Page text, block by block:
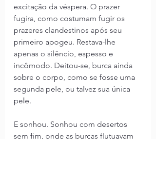
excitação da véspera. O prazer
fugira, como costumam fugir os
prazeres clandestinos após seu
primeiro apogeu. Restava-lhe
apenas o silêncio, espesso e
incômodo. Deitou-se, burca ainda
sobre o corpo, como se fosse uma
segunda pele, ou talvez sua única
pele.
E sonhou. Sonhou com desertos
sem fim, onde as burcas flutuavam